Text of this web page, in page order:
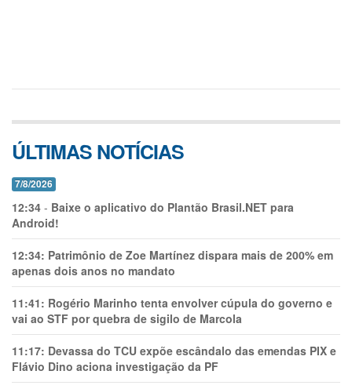
ÚLTIMAS NOTÍCIAS
7/8/2026
12:34 - Baixe o aplicativo do Plantão Brasil.NET para
Android!
12:34: Patrimônio de Zoe Martínez dispara mais de 200% em
apenas dois anos no mandato
11:41: Rogério Marinho tenta envolver cúpula do governo e
vai ao STF por quebra de sigilo de Marcola
11:17: Devassa do TCU expõe escândalo das emendas PIX e
Flávio Dino aciona investigação da PF